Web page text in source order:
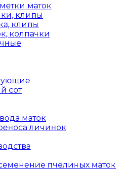
маток
клипы
клипы
колпачки
сот
маток
личинок
пчелиных маток